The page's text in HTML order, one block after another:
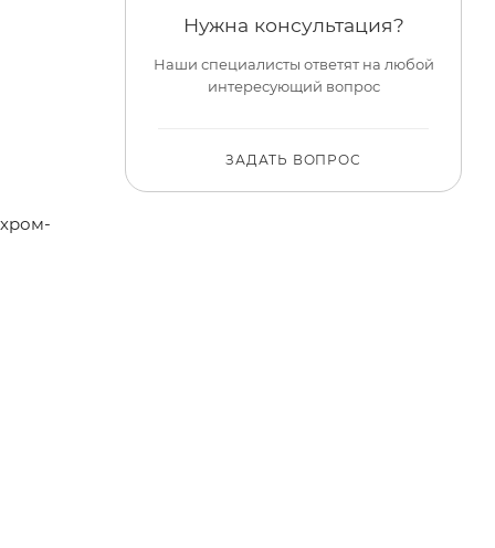
Нужна консультация?
Наши специалисты ответят на любой
интересующий вопрос
ЗАДАТЬ ВОПРОС